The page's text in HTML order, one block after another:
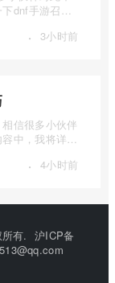
dnf手游召唤
· 3小时前
信很多小伙伴
中，我将详细
· 4小时前
有. 沪ICP备